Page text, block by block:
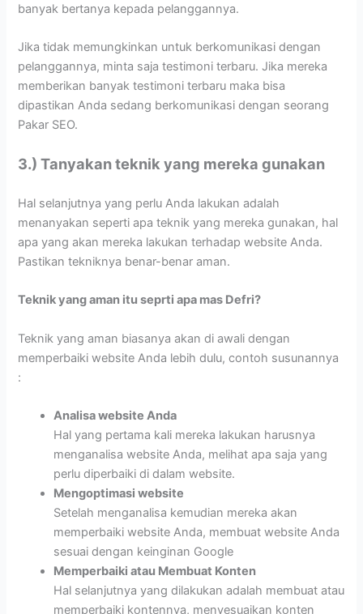
banyak bertanya kepada pelanggannya.
Jika tidak memungkinkan untuk berkomunikasi dengan
pelanggannya, minta saja testimoni terbaru. Jika mereka
memberikan banyak testimoni terbaru maka bisa
dipastikan Anda sedang berkomunikasi dengan seorang
Pakar SEO.
3.) Tanyakan teknik yang mereka gunakan
Hal selanjutnya yang perlu Anda lakukan adalah
menanyakan seperti apa teknik yang mereka gunakan, hal
apa yang akan mereka lakukan terhadap website Anda.
Pastikan tekniknya benar-benar aman.
Teknik yang aman itu seprti apa mas Defri?
Teknik yang aman biasanya akan di awali dengan
memperbaiki website Anda lebih dulu, contoh susunannya
:
Analisa website Anda
Hal yang pertama kali mereka lakukan harusnya
menganalisa website Anda, melihat apa saja yang
perlu diperbaiki di dalam website.
Mengoptimasi website
Setelah menganalisa kemudian mereka akan
memperbaiki website Anda, membuat website Anda
sesuai dengan keinginan Google
Memperbaiki atau Membuat Konten
Hal selanjutnya yang dilakukan adalah membuat atau
memperbaiki kontennya, menyesuaikan konten